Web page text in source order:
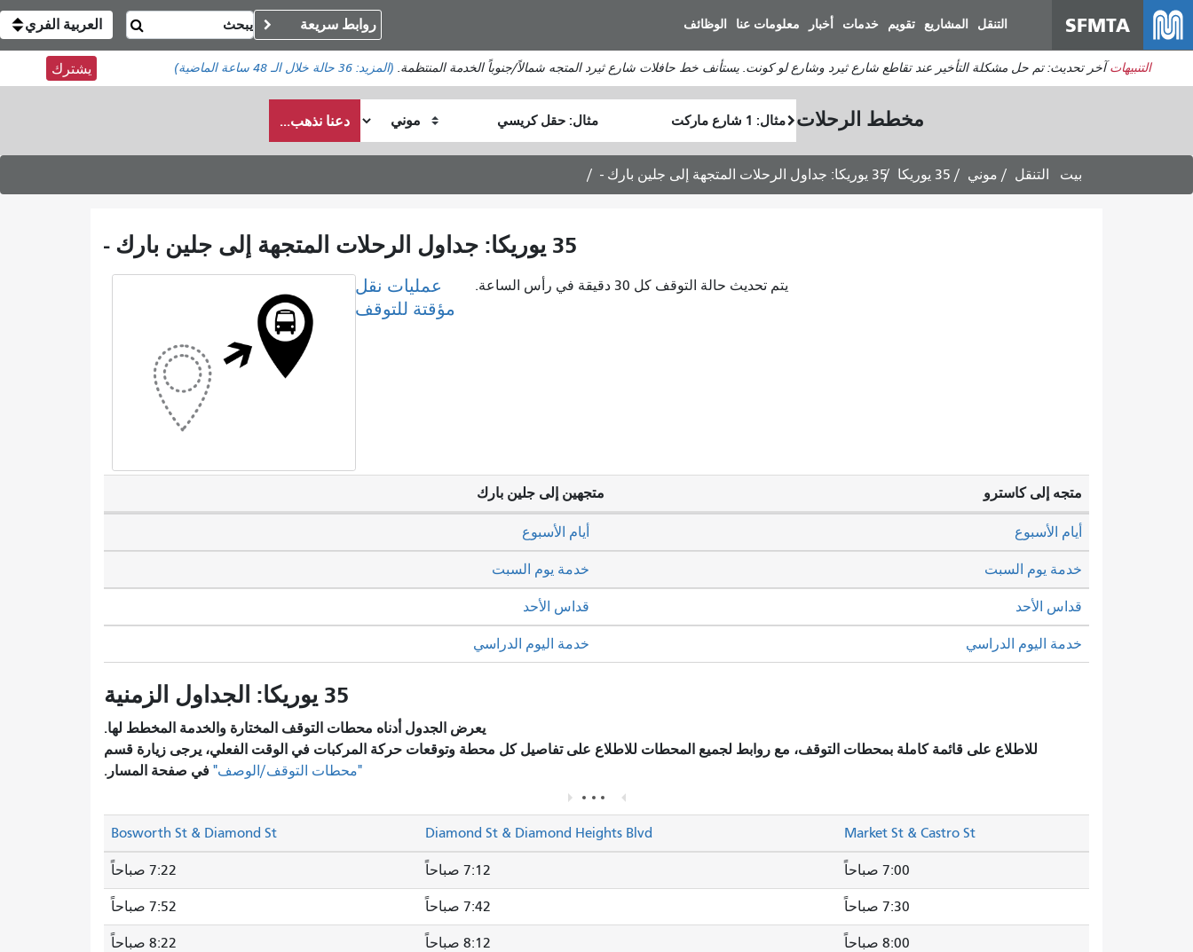
المحتوى
الرئيسي
SFMTA التنقل المشاريع تقويم خدمات أخبار معلومات عنا الوظائف روابط سريعة العربية الفري
التنبيهات آخر تحديث: تم حل مشكلة التأخير عند تقاطع شارع ثيرد وشارع لو كونت. يستأنف خط حافلات شارع ثيرد المتجه شمالاً/جنوباً الخدمة المنتظمة. (المزيد:36 حالة خلال الـ 48 ساعة الماضية) يشترك
مخطط الرحلات
البداية
النهاية
كيف
أرغب
السفر
دعنا نذهب...
بيت التنقل موني 35 يوريكا 35 يوريكا: جداول الرحلات المتجهة إلى جلين بارك -
35 يوريكا: جداول الرحلات المتجهة إلى جلين بارك -
عمليات نقل
مؤقتة للتوقف
يتم تحديث حالة التوقف كل 30 دقيقة في رأس الساعة.
متجه إلى كاسترو متجهين إلى جلين بارك
خدمة يوم السبت خدمة يوم السبت
قداس الأحد قداس الأحد
أيام الأسبوع أيام الأسبوع
خدمة اليوم الدراسي خدمة اليوم الدراسي
35 يوريكا: الجداول الزمنية
يعرض الجدول أدناه محطات التوقف المختارة والخدمة المخطط لها.
للاطلاع على قائمة كاملة بمحطات التوقف، مع روابط لجميع المحطات للاطلاع على تفاصيل كل محطة وتوقعات حركة المركبات في الوقت الفعلي، يرجى زيارة قسم
"محطات التوقف/الوصف" في صفحة المسار.
Market St & Castro St
Diamond St & Diamond Heights Blvd
Bosworth St & Diamond St
7:00 صباحاً 7:12 صباحاً 7:22 صباحاً
7:30 صباحاً 7:42 صباحاً 7:52 صباحاً
8:00 صباحاً 8:12 صباحاً 8:22 صباحاً